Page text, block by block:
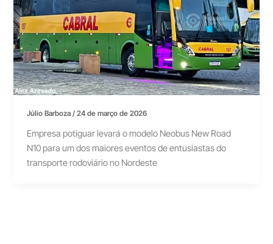
Júlio Barboza/24 de março de 2026
Empresa potiguar levará o modelo Neobus New Road
N10 para um dos maiores eventos de entusiastas do
transporte rodoviário no Nordeste